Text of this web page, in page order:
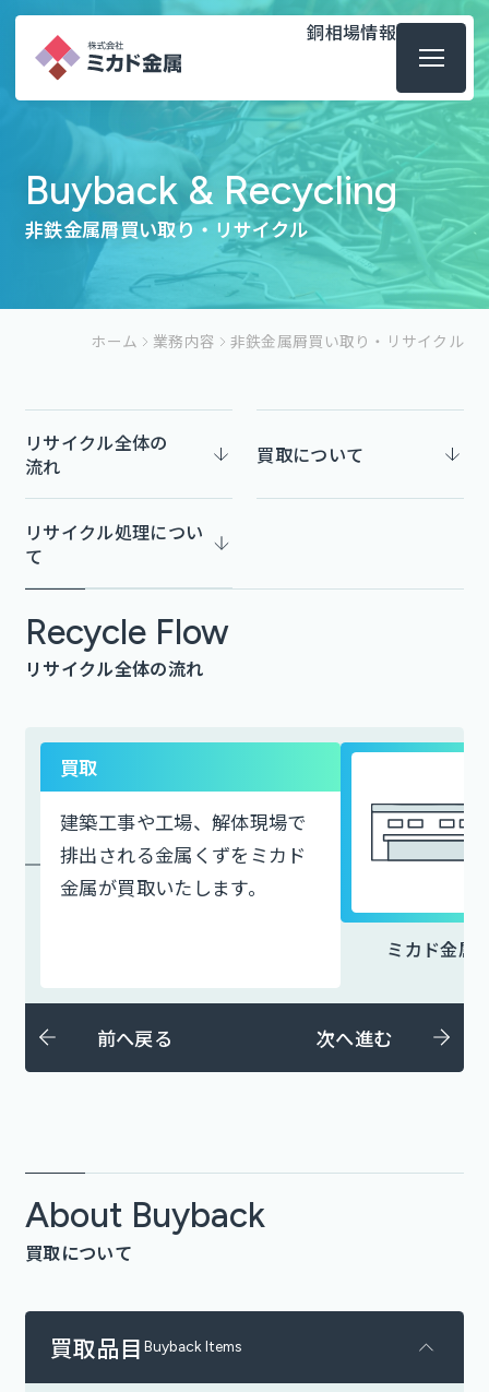
銅相場情報
Buyback & Recycling
非鉄金属屑買い取り・リサイクル
ホーム 業務内容 非鉄金属屑買い取り・リサイクル
リサイクル全体の
流れ
買取について
リサイクル処理につい
て
Recycle Flow
リサイクル全体の流れ
買取
建築工事や工場、解体現場で
排出される金属くずをミカド
金属が買取いたします。
ミカド金属
前へ戻る 次へ進む
About Buyback
買取について
買取品目 Buyback Items